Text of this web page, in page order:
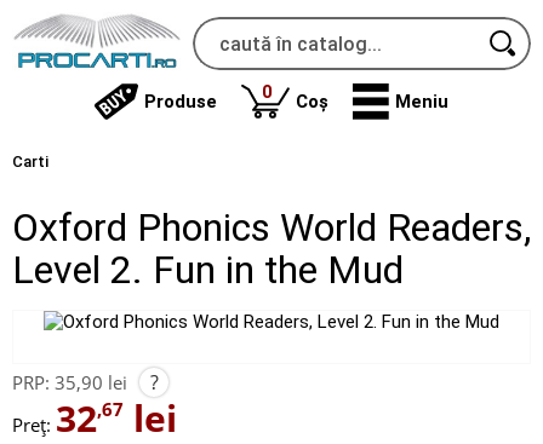
Produse 0produse
Coș Meniu
Carti
Oxford Phonics World Readers,
Level 2. Fun in the Mud
PRP: 35,90 lei ?
Preț: 32,67 lei